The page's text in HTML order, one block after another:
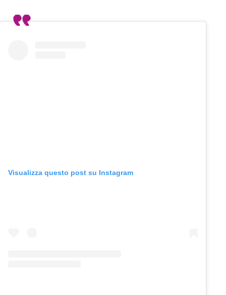
Visualizza questo post su Instagram